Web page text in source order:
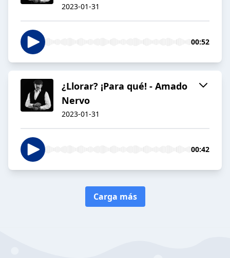
2023-01-31
00:52
¿Llorar? ¡Para qué! - Amado
Nervo
2023-01-31
00:42
Carga más